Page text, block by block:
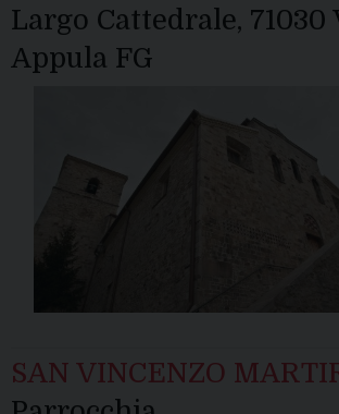
Largo Cattedrale,
Appula FG
SAN VINCENZO